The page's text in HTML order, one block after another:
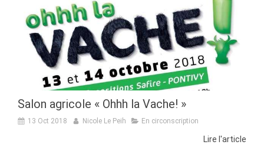
Salon agricole « Ohhh la Vache! »
13 Oct 2018 Nicole Le Peih En circonscription
Lire l'article